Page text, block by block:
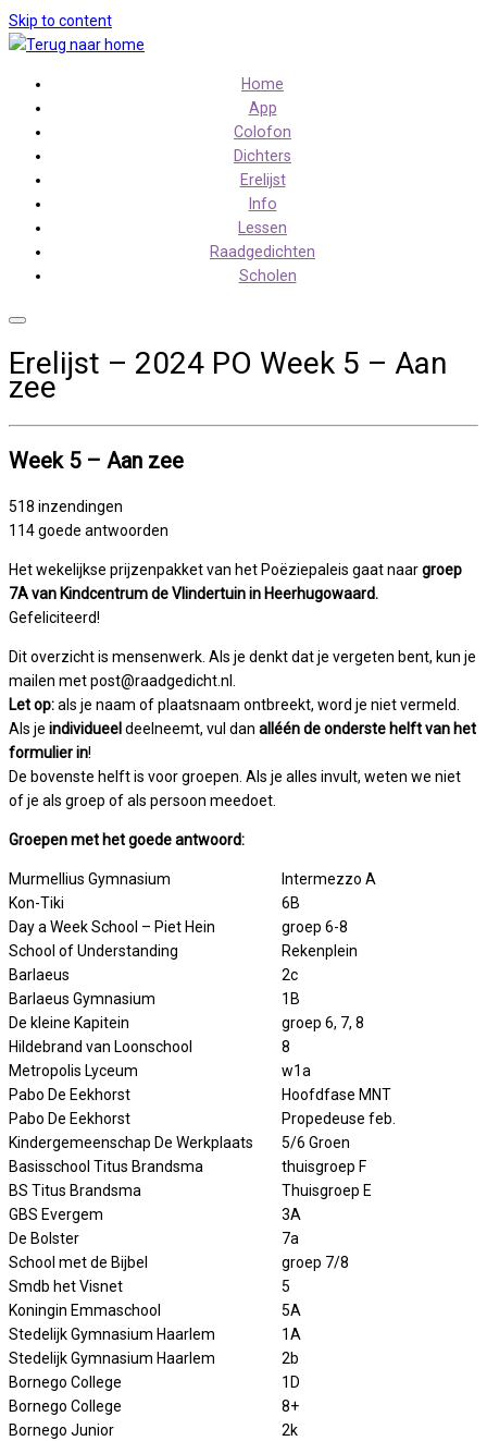
Skip to content
Home
App
Colofon
Dichters
Erelijst
Info
Lessen
Raadgedichten
Scholen
Erelijst – 2024 PO Week 5 – Aan
zee
Week 5 – Aan zee
518 inzendingen
114 goede antwoorden
Het wekelijkse prijzenpakket van het Poëziepaleis gaat naargroep
7A van Kindcentrum de Vlindertuin in Heerhugowaard.
Gefeliciteerd!
Dit overzicht is mensenwerk. Als je denkt dat je vergeten bent, kun je
mailen met post@raadgedicht.nl.
Let op:als je naam of plaatsnaam ontbreekt, word je niet vermeld.
Als je individueel deelneemt, vul dan alléén de onderste helft van het
formulier in!
De bovenste helft is voor groepen. Als je alles invult, weten we niet
of je als groep of als persoon meedoet.
Groepen met het goede antwoord:
Murmellius Gymnasium
Intermezzo A
Kon-Tiki
6B
Day a Week School – Piet Hein
groep 6-8
School of Understanding
Rekenplein
Barlaeus
2c
Barlaeus Gymnasium
1B
De kleine Kapitein
groep 6, 7, 8
Hildebrand van Loonschool
8
Metropolis Lyceum
w1a
Pabo De Eekhorst
Hoofdfase MNT
Pabo De Eekhorst
Propedeuse feb.
Kindergemeenschap De Werkplaats
5/6 Groen
Basisschool Titus Brandsma
thuisgroep F
BS Titus Brandsma
Thuisgroep E
GBS Evergem
3A
De Bolster
7a
School met de Bijbel
groep 7/8
Smdb het Visnet
5
Koningin Emmaschool
5A
Stedelijk Gymnasium Haarlem
1A
Stedelijk Gymnasium Haarlem
2b
Bornego College
1D
Bornego College
8+
Bornego Junior
2k